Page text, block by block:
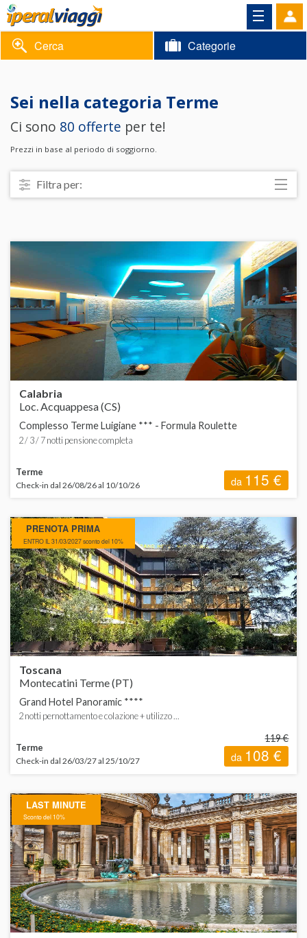
Volantino
Area
riservata
Informazioni
Contatti
Cerca Categorie
Sei nella categoria Terme
Ci sono 80 offerte per te!
Prezzi in base al periodo di soggiorno.
Filtra per:
Struttura
ORDINA
Calabria
Loc. Acquappesa (CS)
Complesso Terme Luigiane *** - Formula Roulette
2 / 3 / 7 notti pensione completa
Terme
Check-in dal 26/08/26 al 10/10/26 da 115 €
PRENOTA PRIMA
ENTRO IL 31/03/2027 sconto del 10%
Toscana
Montecatini Terme (PT)
Grand Hotel Panoramic ****
2 notti pernottamento e colazione + utilizzo ...
Terme
Check-in dal 26/03/27 al 25/10/27
119 €
da 108 €
LAST MINUTE
Sconto del 10%